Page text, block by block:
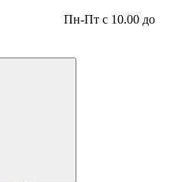
Пн-Пт с 10.00 до